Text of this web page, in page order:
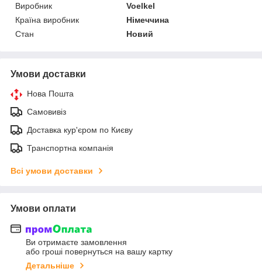
Виробник
Voelkel
Країна виробник
Німеччина
Стан
Новий
Умови доставки
Нова Пошта
Самовивіз
Доставка кур'єром по Києву
Транспортна компанія
Всі умови доставки
Умови оплати
Ви отримаєте замовлення
або гроші повернуться на вашу картку
Детальніше